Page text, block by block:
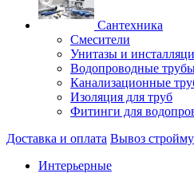
Сантехника
Смесители
Унитазы и
Водопроводные
Канализационные
Изоляция для труб
Фитинги для
Доставка и оплата Вывоз
Интерьерные